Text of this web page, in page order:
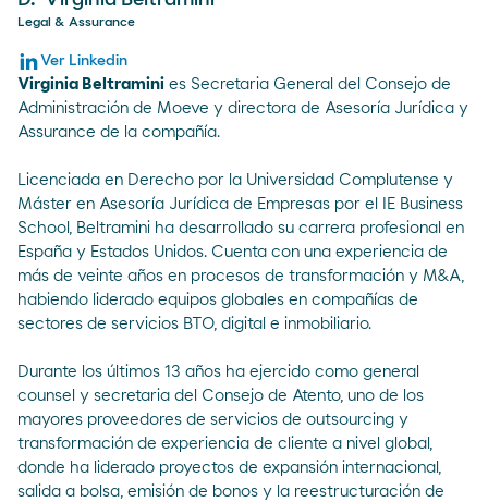
Legal & Assurance
Ver Linkedin
Virginia Beltramini es Secretaria General del Consejo de
Administración de Moeve y directora de Asesoría Jurídica y
Assurance de la compañía.
Licenciada en Derecho por la Universidad Complutense y
Máster en Asesoría Jurídica de Empresas por el IE Business
School, Beltramini ha desarrollado su carrera profesional en
España y Estados Unidos. Cuenta con una experiencia de
más de veinte años en procesos de transformación y M&A,
habiendo liderado equipos globales en compañías de
sectores de servicios BTO, digital e inmobiliario.
Durante los últimos 13 años ha ejercido como general
counsel y secretaria del Consejo de Atento, uno de los
mayores proveedores de servicios de outsourcing y
transformación de experiencia de cliente a nivel global,
donde ha liderado proyectos de expansión internacional,
salida a bolsa, emisión de bonos y la reestructuración de